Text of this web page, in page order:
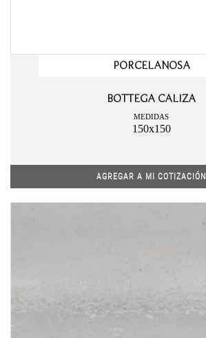
PORCELANOSA
BOTTEGA CALIZA
MEDIDAS
150x150
AGREGAR A MI COTIZACIÓN